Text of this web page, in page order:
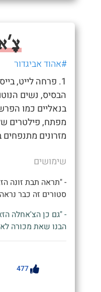
#אהוד אביגדור
1. פרחה לייט,
הבסיס, נשים
בנאליים כמו
מפתח, פילטרים
מזרונים
שימושים
- "תראה תבת זונה
סטורים זה כבר
- "גם כן הצ'אחלה
הבנו שאת מכורה
477